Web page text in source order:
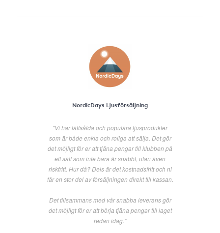
NordicDays Ljusförsäljning
"Vi har lättsålda och populära ljusprodukter
som är både enkla och roliga att sälja. Det gör
det möjligt för er att tjäna pengar till klubben på
ett sätt som inte bara är snabbt, utan även
riskfritt. Hur då? Dels är det kostnadsfritt och ni
får en stor del av försäljningen direkt till kassan.
Det tillsammans med vår snabba leverans gör
det möjligt för er att börja tjäna pengar till laget
redan idag."